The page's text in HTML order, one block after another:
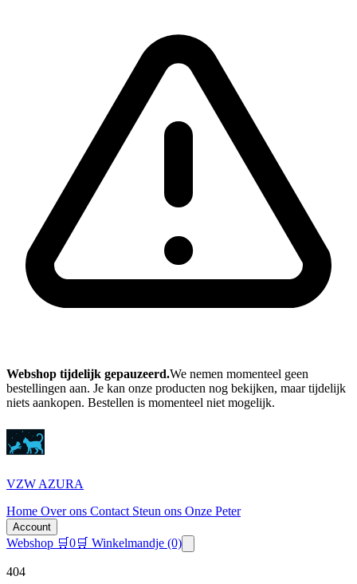
Webshop tijdelijk gepauzeerd.We nemen momenteel geen
bestellingen aan. Je kan onze producten nog bekijken, maar tijdelijk
niets aankopen. Bestellen is momenteel niet mogelijk.
VZW AZURA
Home Over ons Contact Steun ons Onze Peter
Account
Webshop 🛒0🛒 Winkelmandje (0)
404